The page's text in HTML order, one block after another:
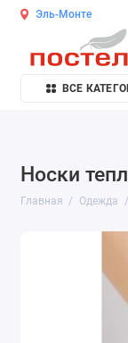
Эль-Монте
ВСЕ
Носки
Главная Одежда